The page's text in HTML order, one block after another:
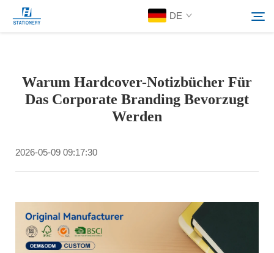
DE
Produkte
Individuelle Lösungen
Kontaktieren Sie Uns
Suchen
Warum Hardcover-Notizbücher Für
Das Corporate Branding Bevorzugt
Werden
2026-05-09 09:17:30